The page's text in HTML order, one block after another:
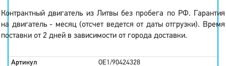
Контрактный двигатель из Литвы без пробега по РФ. Гарантия
на двигатель - месяц (отсчет ведется от даты отгрузки). Время
поставки от 2 дней в зависимости от города доставки.
Артикул OE1/90424328